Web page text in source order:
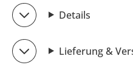
Details
Lieferung &